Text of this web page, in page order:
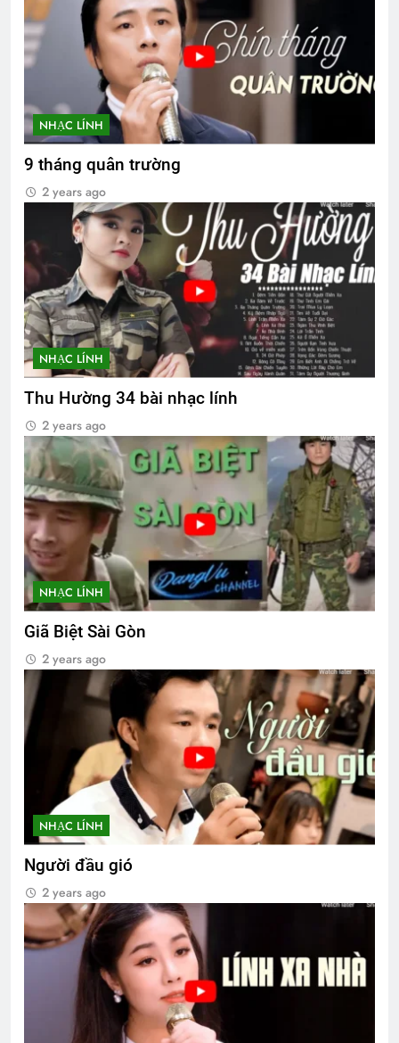
NHẠC LÍNH
9 tháng quân trường
2 years ago
NHẠC LÍNH
Thu Hường 34 bài nhạc lính
2 years ago
NHẠC LÍNH
Giã Biệt Sài Gòn
2 years ago
NHẠC LÍNH
Người đầu gió
2 years ago